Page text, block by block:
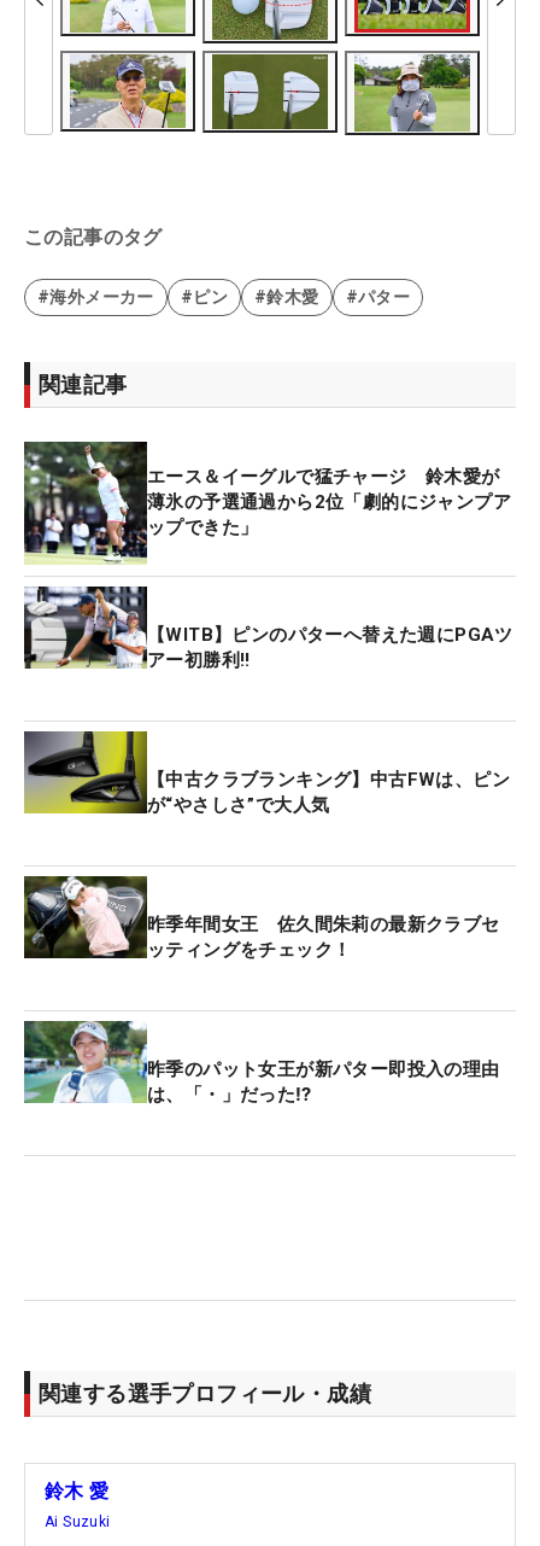
この記事のタグ
#海外メーカー #ピン #鈴木愛 #パター
関連記事
エース＆イーグルで猛チャージ 鈴木愛が
薄氷の予選通過から2位「劇的にジャンプア
ップできた」
【WITB】ピンのパターへ替えた週にPGAツ
アー初勝利!!
【中古クラブランキング】中古FWは、ピン
が“やさしさ”で大人気
昨季年間女王 佐久間朱莉の最新クラブセ
ッティングをチェック！
昨季のパット女王が新パター即投入の理由
は、「・」だった⁉
関連する選手プロフィール・成績
鈴木 愛
Ai Suzuki